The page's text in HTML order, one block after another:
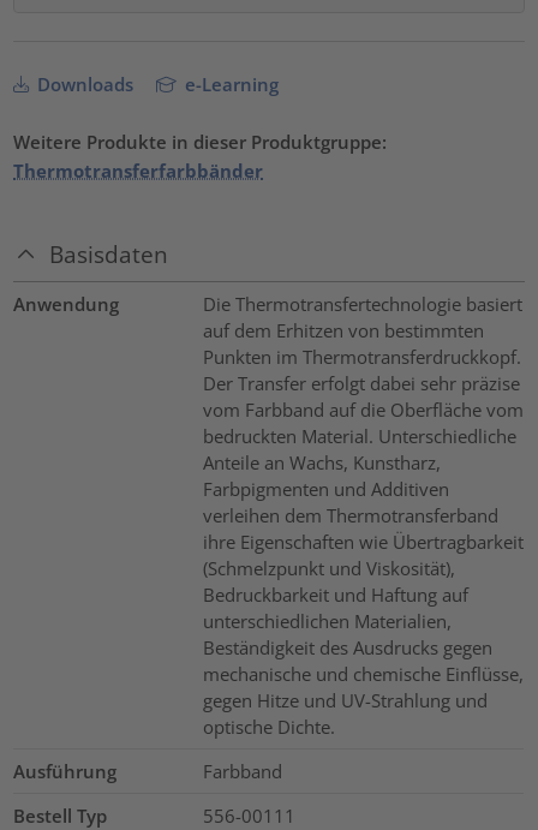
Downloads e-Learning
Weitere Produkte in dieser Produktgruppe:
Thermotransferfarbbänder
Basisdaten
Anwendung
Die Thermotransfertechnologie basiert
auf dem Erhitzen von bestimmten
Punkten im Thermotransferdruckkopf.
Der Transfer erfolgt dabei sehr präzise
vom Farbband auf die Oberfläche vom
bedruckten Material. Unterschiedliche
Anteile an Wachs, Kunstharz,
Farbpigmenten und Additiven
verleihen dem Thermotransferband
ihre Eigenschaften wie Übertragbarkeit
(Schmelzpunkt und Viskosität),
Bedruckbarkeit und Haftung auf
unterschiedlichen Materialien,
Beständigkeit des Ausdrucks gegen
mechanische und chemische Einflüsse,
gegen Hitze und UV-Strahlung und
optische Dichte.
Ausführung
Farbband
Bestell Typ
556-00111